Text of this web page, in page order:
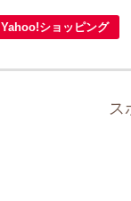
Yahoo!ショッピング
ス